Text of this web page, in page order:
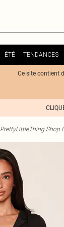
ÉTÉ TENDANCES
Ce site contient
PrettyLittleThing Shop